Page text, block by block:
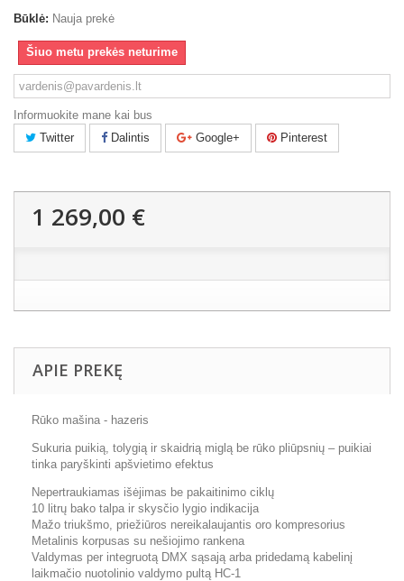
Būklė: Nauja prekė
Šiuo metu prekės neturime
Informuokite mane kai bus
Twitter
Dalintis Google+ Pinterest
1 269,00 €
APIE PREKĘ
Rūko mašina - hazeris
Sukuria puikią, tolygią ir skaidrią miglą be rūko pliūpsnių – puikiai
tinka paryškinti apšvietimo efektus
Nepertraukiamas išėjimas be pakaitinimo ciklų
10 litrų bako talpa ir skysčio lygio indikacija
Mažo triukšmo, priežiūros nereikalaujantis oro kompresorius
Metalinis korpusas su nešiojimo rankena
Valdymas per integruotą DMX sąsają arba pridedamą kabelinį
laikmačio nuotolinio valdymo pultą HC-1